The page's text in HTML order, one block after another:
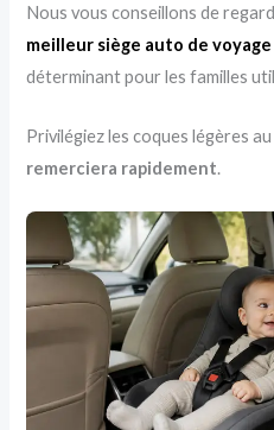
Nous vous conseillons de
meilleur siège auto de voyage
déterminant pour les familles
Privilégiez les coques légères
remerciera rapidement.